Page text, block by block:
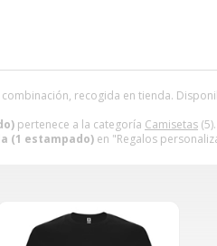
recogida en tienda.
pertenece a la categoría Camisetas (5).
(1 estampado) en "Regalos